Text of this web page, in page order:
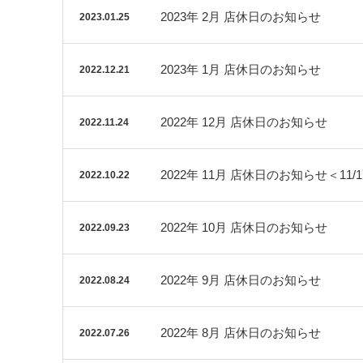
2023.01.25 2023年 2月 店休日のお知らせ
2022.12.21 2023年 1月 店休日のお知らせ
2022.11.24 2022年 12月 店休日のお知らせ
2022.10.22 2022年 11月 店休日のお知らせ＜11/
2022.09.23 2022年 10月 店休日のお知らせ
2022.08.24 2022年 9月 店休日のお知らせ
2022.07.26 2022年 8月 店休日のお知らせ